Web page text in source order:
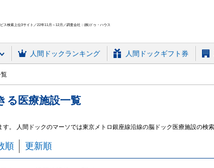
検索上位3サイト／22年11月～12月／調査会社：(株)ドゥ・ハウス
人間ドックランキング 人間ドックギフト券
る 医療施設一覧
。 人間ドックのマーソでは東京メトロ銀座線沿線の脳ドック医療施設の検索
順 更新順